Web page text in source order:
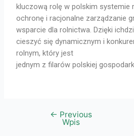
kluczową rolę w polskim systemie
ochronę i racjonalne zarządzanie
wsparcie dla rolnictwa. Dzięki
cieszyć się dynamicznym i
rolnym, który jest
jednym z filarów polskiej
← Previous
Wpis